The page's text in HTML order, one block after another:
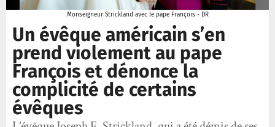
Monseigneur Strickland avec le pape François - DR
Un évêque américain s’en
prend violement au pape
François et dénonce la
complicité de certains
évêques